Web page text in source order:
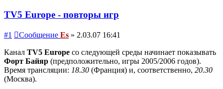
TV5 Europe - повторы игр
#1 Сообщение Es » 2.03.07 16:41
Канал TV5 Europe со следующей среды начинает показывать
Форт Байяр (предположительно, игры 2005/2006 годов).
Время трансляции: 18.30 (Франция) и, соответственно, 20.30
(Москва).